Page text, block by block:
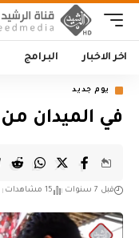
اخر الاخبار البرامج
يوم جديد
في الميدان
قبل 7 سنوات 15 مشاهدات